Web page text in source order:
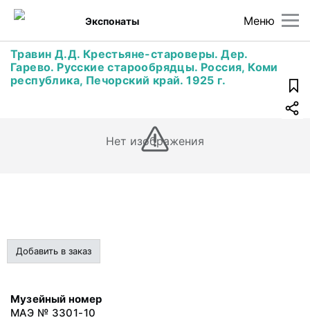
Меню
Экспонаты
Травин Д.Д. Крестьяне-староверы. Дер.
Гарево. Русские старообрядцы. Россия, Коми
республика, Печорский край. 1925 г.
Нет изображения
Добавить в заказ
Музейный номер
МАЭ № 3301-10